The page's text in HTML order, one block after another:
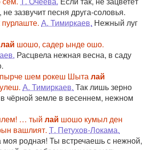
зазвучит песня друга-соловья.
А. Тимиркаев. Нежный луг
лай шошо, садер ынде ошо.
Расцвела нежная весна, в саду
шем рокеш Шыталай
А. Тимиркаев. Так лишь зерно
в чёрной земле в весеннем, нежном
… тый лай шошо кумыл ден
вашлият. Т. Петухов-Локама.
моя родная! Ты встречаешь с нежной,